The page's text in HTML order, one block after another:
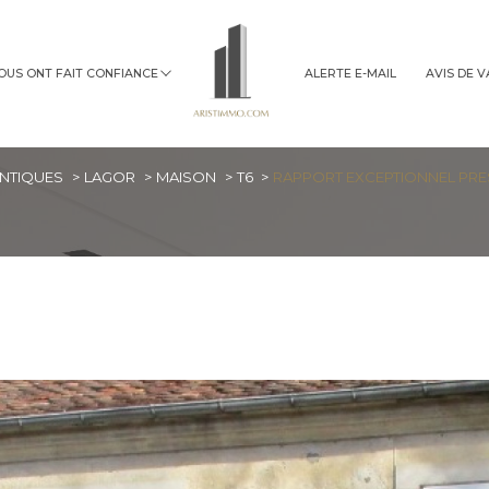
ONT FAIT CONFIANCE ALERTE E-MAIL AVIS DE
LAGOR MAISON T6 RAPPORT EXCEPTIONNEL